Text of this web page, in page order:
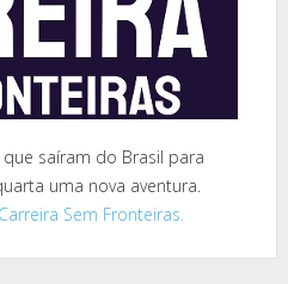
saíram do Brasil para
uma nova aventura.
Sem Fronteiras.